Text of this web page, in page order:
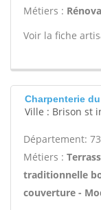
Métiers :
Voir la fiche
Charpenterie
Ville : Brison st
Département: 73
Métiers :
traditionnelle
couverture -